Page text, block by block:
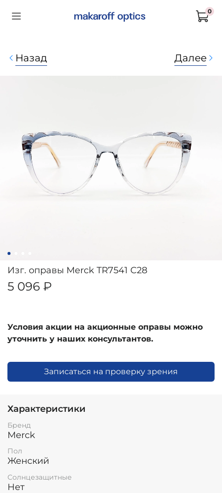
0
Назад Далее
Изг. оправы Merck TR7541 C28
5 096 ₽
Условия акции на акционные оправы можно
уточнить у наших консультантов.
Записаться на проверку зрения
Характеристики
Бренд
Merck
Пол
Женский
Солнцезащитные
Нет